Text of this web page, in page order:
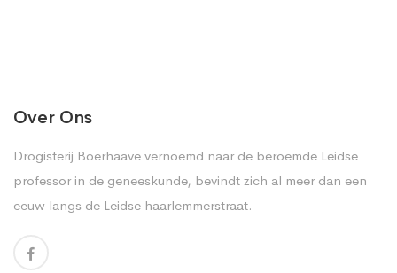
Over Ons
Drogisterij Boerhaave vernoemd naar de beroemde Leidse
professor in de geneeskunde, bevindt zich al meer dan een
eeuw langs de Leidse haarlemmerstraat.